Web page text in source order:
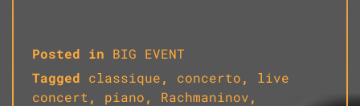
Posted in BIG EVENT
Tagged classique, concerto, live
concert , piano, Rachmaninov,